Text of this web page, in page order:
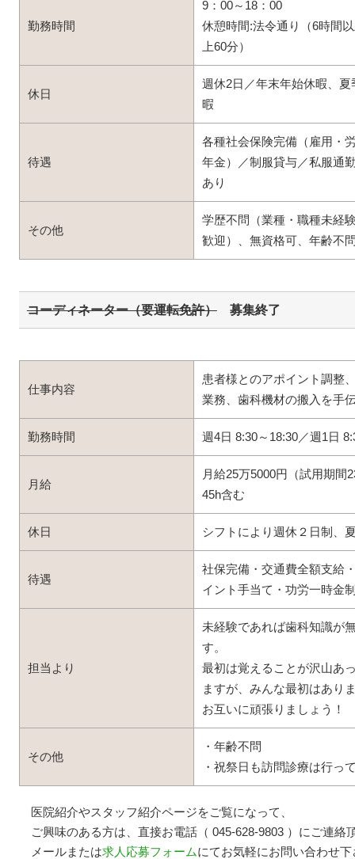
勤務時間
9：00～18：00
休憩時間:法令通り（6時間
上60分）
休日
週休2日／年末年始休暇、夏
暇
待遇
各種社会保険完備（雇用・
年金）／制服貸与／私服通
あり
その他
学歴不問（業種・職種未経
歓迎）、無資格可、年齢不
コーディネーター（要運転免許）募集終了
仕事内容
患者様とのアポイント調整
業務、歯科機材の搬入を手
勤務時間 週4日 8:30～18:30／週1日
月給
月給25万5000円（試用期間
45h含む
休日 シフトにより週休２日制、
待遇
社保完備・交通費全額支給
イント手当て・功労一時金
担当より
未経験であれば歯科知識が
す。
最初は覚えることが沢山あ
ますが、みんな最初はあり
お互いに頑張りましょう！
その他
・年齢不問
・祝祭日も訪問診療は行っ
医院紹介やスタッフ紹介ページをご覧になって、
ご興味のある方は、直接お電話（ 045-628-9803 ）にご連絡
メールまたは求人応募フォームにてお気軽にお問い合わせ下